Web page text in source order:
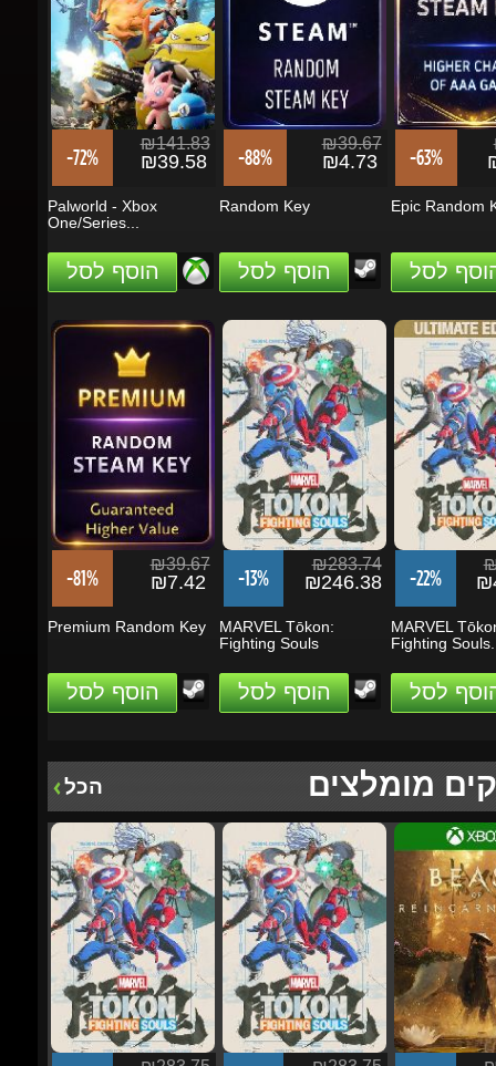
-72%
₪141.83
₪39.58
Palworld - Xbox
One/Series...
הוסף לסל
-88%
₪39.67
₪4.73
Random Key
הוסף לסל
-63%
Epic Random
הוסף לסל
-81%
₪39.67
₪7.42
Premium Random Key
הוסף לסל
-13%
₪283.74
₪246.38
MARVEL Tōkon:
Fighting Souls
הוסף לסל
-22%
MARVEL Tōkon:
Fighting Souls...
הוסף לסל
מומלצים הכל
-14%
₪283.75
₪243.69
MARVEL Tōkon:
Fighting Souls [US]
-13%
₪283.75
₪246.38
MARVEL Tōkon:
Fighting Souls
-19%
Beast of
Xbox Series...